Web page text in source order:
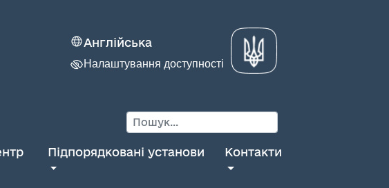
Англійська
Налаштування доступності
Підпорядковані установи Контакти